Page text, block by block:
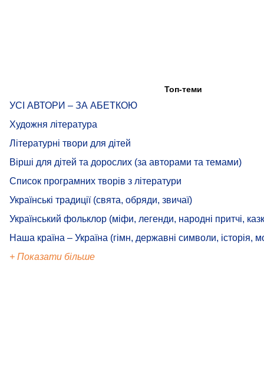
Топ-теми
УСІ АВТОРИ – ЗА АБЕТКОЮ
Художня література
Літературні твори для дітей
Вірші для дітей та дорослих (за авторами та темами)
Список програмних творів з літератури
Українські традиції (свята, обряди, звичаї)
Український фольклор (міфи, легенди, народні притчі,
Наша країна – Україна (гімн, державні символи, історія,
+ Показати більше